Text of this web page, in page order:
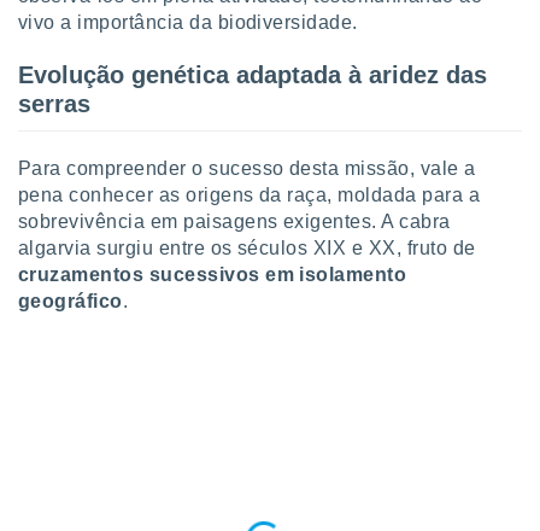
através
estudos
de
vivo a importância da biodiversidade.
Evolução genética adaptada à aridez das
serras
Para compreender o sucesso desta missão, vale a
pena conhecer as origens da raça, moldada para a
sobrevivência em paisagens exigentes. A cabra
algarvia surgiu entre os séculos XIX e XX, fruto de
cruzamentos sucessivos em isolamento
geográfico.